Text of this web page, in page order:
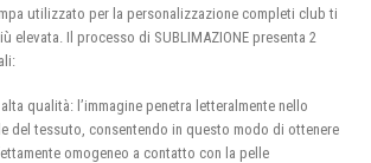
utilizzato per la personalizzazione completi club ti
elevata. Il processo di SUBLIMAZIONE presenta 2
qualità: l’immagine penetra letteralmente nello
del tessuto, consentendo in questo modo di ottenere
omogeneo a contatto con la pelle